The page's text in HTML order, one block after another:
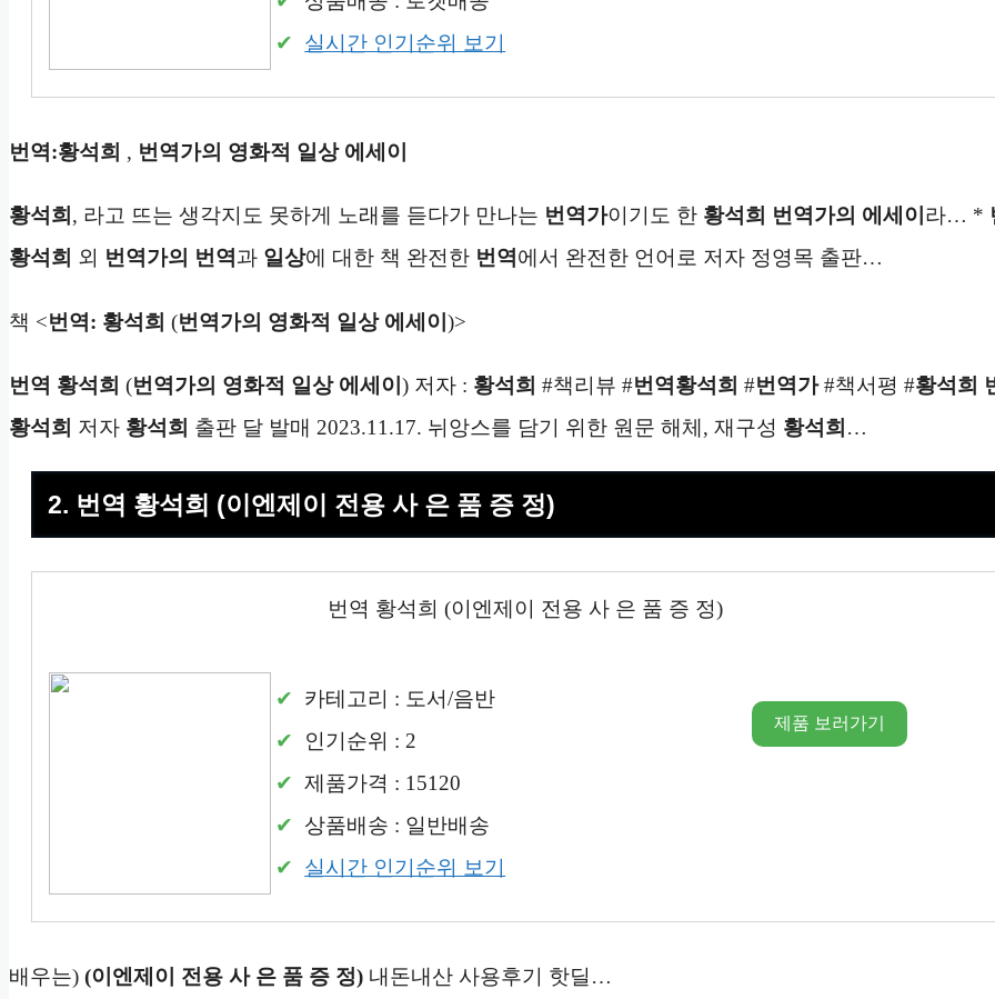
실시간 인기순위 보기
번역:황석희 , 번역가의 영화적 일상 에세이
황석희 , 라고 뜨는 생각지도 못하게 노래를 듣다가 만나는 번역가이기도 한 황석희 번역가의 에세이 라… *
황석희 외 번역가의 번역 과 일상에 대한 책 완전한 번역 에서 완전한 언어로 저자 정영목 출판…
책 <번역: 황석희 (번역가의 영화적 일상 에세이 )>
번역 황석희 (번역가의 영화적 일상 에세이 ) 저자 : 황석희 #책리뷰 #번역 황석희 #번역가#책서평 #황석희
황석희 저자 황석희 출판 달 발매 2023.11.17. 뉘앙스를 담기 위한 원문 해체, 재구성 황석희 …
2. 번역 황석희 (이엔제이 전용 사 은 품 증 정)
번역 황석희 (이엔제이 전용 사 은 품 증 정)
카테고리 : 도서/음반
인기순위 : 2
제품가격 : 15120
상품배송 : 일반배송
실시간 인기순위 보기
제품 보러가기
배우는) (이엔제이 전용 사 은 품 증 정) 내돈내산 사용후기 핫딜…